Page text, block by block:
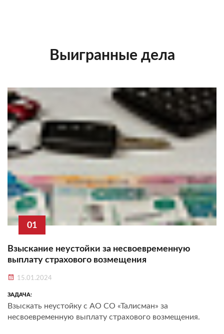
Выигранные дела
01
Взыскание неустойки за несвоевременную
выплату страхового возмещения
15.01.2024
ЗАДАЧА:
Взыскать неустойку с АО СО «Талисман» за
несвоевременную выплату страхового возмещения.